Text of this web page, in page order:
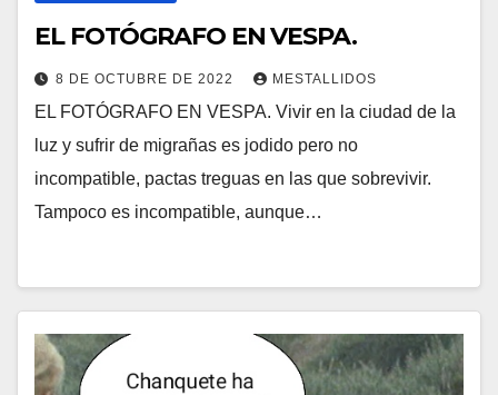
EL FOTÓGRAFO EN VESPA.
8 DE OCTUBRE DE 2022 MESTALLIDOS
EL FOTÓGRAFO EN VESPA. Vivir en la ciudad de la
luz y sufrir de migrañas es jodido pero no
incompatible, pactas treguas en las que sobrevivir.
Tampoco es incompatible, aunque…